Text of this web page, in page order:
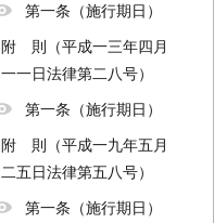
第一条（施行期日）
附 則（平成一三年四月
一一日法律第二八号）
第一条（施行期日）
附 則（平成一九年五月
二五日法律第五八号）
第一条（施行期日）